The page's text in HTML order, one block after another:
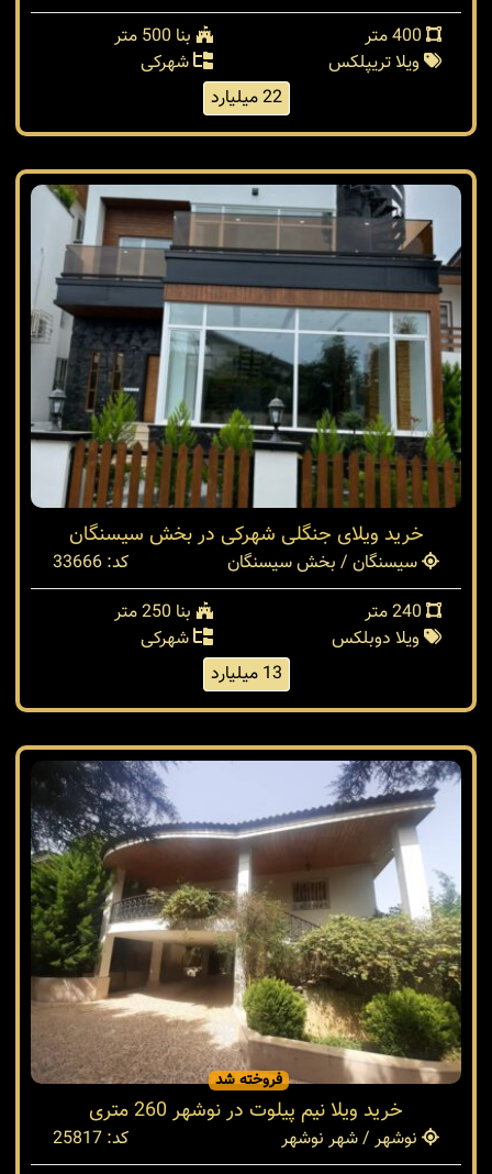
بنا 500 متر
ویلا تریپلکس
شهرکی
22 میلیارد
خرید ویلای جنگلی شهرکی در بخش سیسنگان
سیسنگان / بخش سیسنگان
کد: 33666
بنا 250 متر
ویلا دوبلکس
شهرکی
13 میلیارد
فروخته شد
خرید ویلا نیم پیلوت در نوشهر 260 متری
نوشهر / شهر نوشهر
کد: 25817